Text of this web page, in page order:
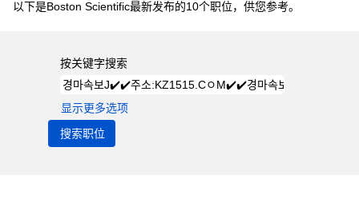
以下是Boston Scientific最新发布的10个职位，供您参考。
按关键字搜索
显示更多选项